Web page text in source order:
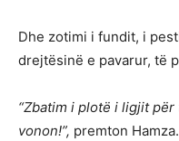
Dhe zotimi i fundit, i
drejtësinë e pavarur, të
“Zbatim i plotë i ligjit
vonon!”, premton Hamza.